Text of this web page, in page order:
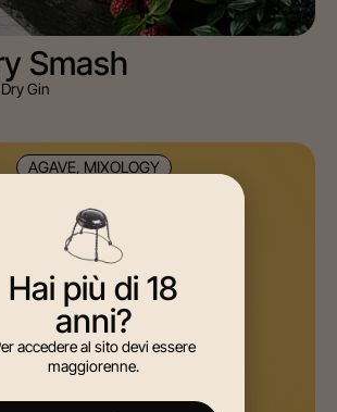
Smash
Gin
AGAVE, MIXOLOGY
Hai più di 18
anni?
accedere al sito devi essere
maggiorenne.